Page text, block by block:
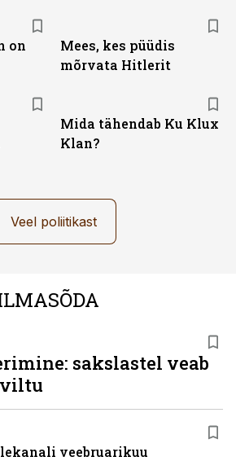
on
Mees, kes püüdis
mõrvata Hitlerit
Mida tähendab Ku Klux
Klan?
Veel poliitikast
sakslastel veab
viltu
veebruarikuu